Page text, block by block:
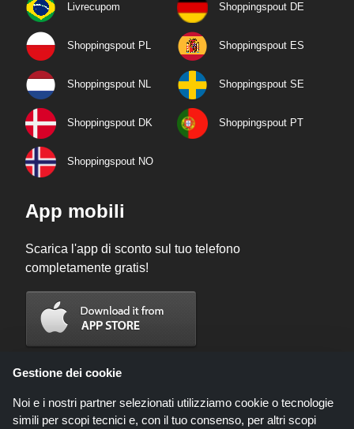
Livrecupom Shoppingspout DE
Shoppingspout PL Shoppingspout ES
Shoppingspout NL Shoppingspout SE
Shoppingspout DK Shoppingspout PT
Shoppingspout NO
App mobili
Scarica l'app di sconto sul tuo telefono
completamente gratis!
Gestione dei cookie
Noi e i nostri partner selezionati utilizziamo cookie o tecnologie
simili per scopi tecnici e, con il tuo consenso, per altri scopi